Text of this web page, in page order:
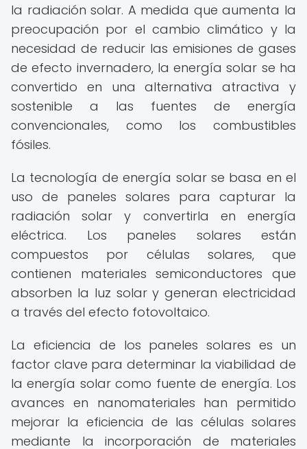
la radiación solar. A medida que aumenta la
preocupación por el cambio climático y la
necesidad de reducir las emisiones de gases
de efecto invernadero, la energía solar se ha
convertido en una alternativa atractiva y
sostenible a las fuentes de energía
convencionales, como los combustibles
fósiles.
La tecnología de energía solar se basa en el
uso de paneles solares para capturar la
radiación solar y convertirla en energía
eléctrica. Los paneles solares están
compuestos por células solares, que
contienen materiales semiconductores que
absorben la luz solar y generan electricidad
a través del efecto fotovoltaico.
La eficiencia de los paneles solares es un
factor clave para determinar la viabilidad de
la energía solar como fuente de energía. Los
avances en nanomateriales han permitido
mejorar la eficiencia de las células solares
mediante la incorporación de materiales